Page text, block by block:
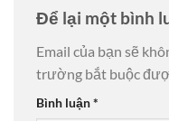
Để lại một bình
Email của bạn sẽ
trường bắt buộc
Bình luận*